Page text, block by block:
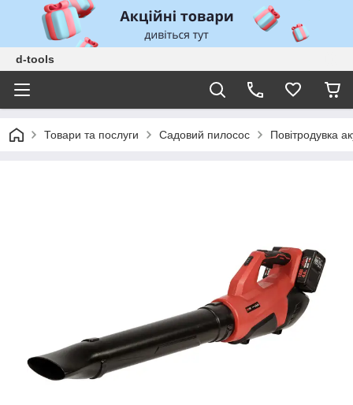
d-tools
Товари та послуги Садовий пилосос Повітродувка